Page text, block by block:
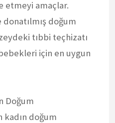
etmeyi amaçlar.
doğum
tıbbi teçhizatı
için en uygun
Doğum
kadın doğum